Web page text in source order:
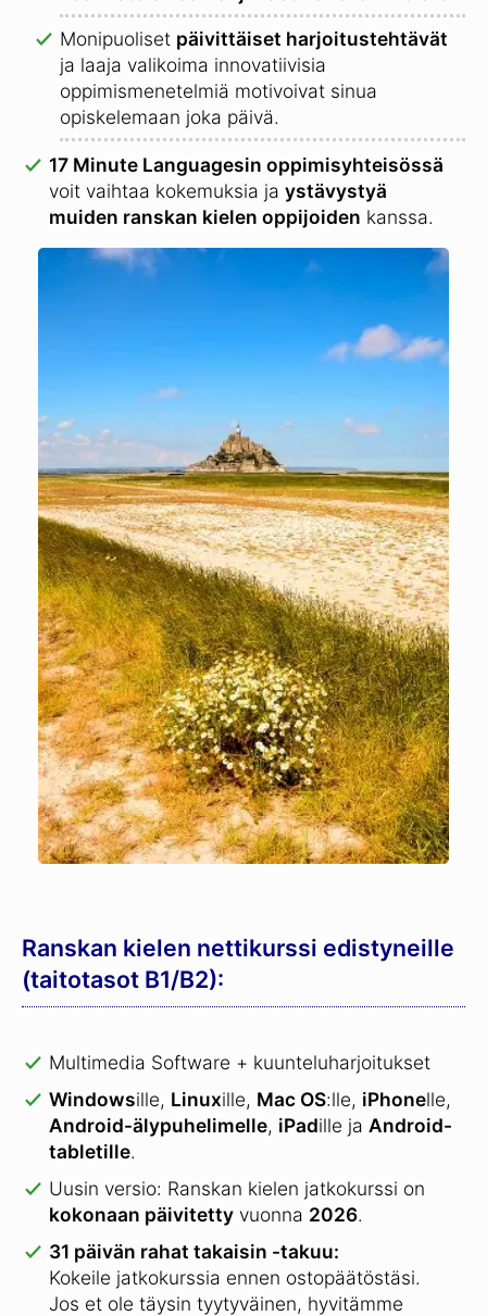
Monipuoliset päivittäiset harjoitustehtävät
ja laaja valikoima innovatiivisia
oppimismenetelmiä motivoivat sinua
opiskelemaan joka päivä.
17 Minute Languagesin oppimisyhteisössä
voit vaihtaa kokemuksia ja ystävystyä
muiden ranskan kielen oppijoiden kanssa.
Ranskan kielen nettikurssi edistyneille
(taitotasot B1/B2):
Multimedia Software + kuunteluharjoitukset
Windowsille, Linuxille, Mac OS:lle, iPhonelle,
Android-älypuhelimelle, iPadille ja Android-
tabletille.
Uusin versio: Ranskan kielen jatkokurssi on
kokonaan päivitetty vuonna 2026.
31 päivän rahat takaisin -takuu:
Kokeile jatkokurssia ennen ostopäätöstäsi.
Jos et ole täysin tyytyväinen, hyvitämme